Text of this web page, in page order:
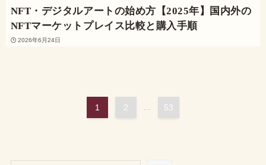
NFT・デジタルアートの始め方【2025年】国内外の
NFTマーケットプレイス比較と購入手順
2026年6月24日
1 2 ... 53